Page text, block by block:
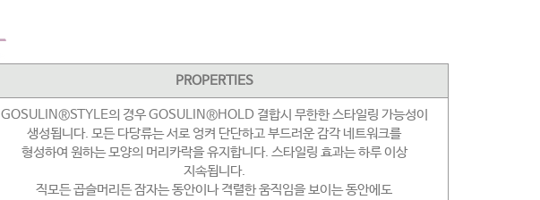
PROPERTIES
GOSULIN®STYLE의 경우 GOSULIN®HOLD 결합시 무한한 스타일링 가능성이
생성됩니다. 모든 다당류는 서로 엉켜 단단하고 부드러운 감각 네트워크를
형성하여 원하는 모양의 머리카락을 유지합니다. 스타일링 효과는 하루 이상
지속됩니다.
직모든 곱슬머리든 잠자는 동안이나 격렬한 움직임을 보이는 동안에도